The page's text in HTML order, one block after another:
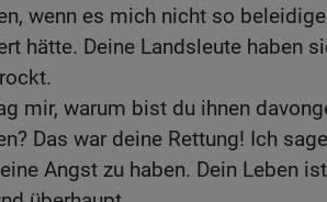
wenn es mich nicht so
hätte. Deine Landsleute haben
mir, warum bist du ihnen
Das war deine Rettung! Ich
Angst zu haben. Dein Leben